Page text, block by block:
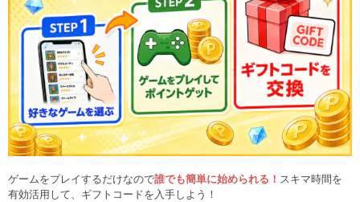
ゲームをプレイするだけなので誰でも簡単に始められる！ スキマ時間を
有効活用して、ギフトコードを入手しよう！